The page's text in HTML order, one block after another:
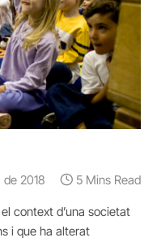
2018 5 Mins Read
context d’una societat
i que ha alterat